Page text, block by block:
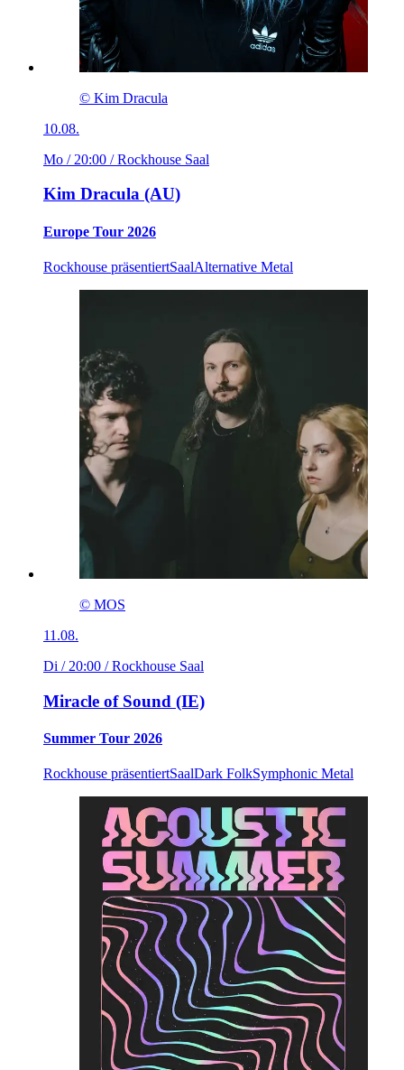
© Kim Dracula
10.08.
Mo / 20:00 / Rockhouse Saal
Kim Dracula (AU)
Europe Tour 2026
Rockhouse präsentiertSaalAlternative Metal
© MOS
11.08.
Di / 20:00 / Rockhouse Saal
Miracle of Sound (IE)
Summer Tour 2026
Rockhouse präsentiertSaalDark FolkSymphonic Metal